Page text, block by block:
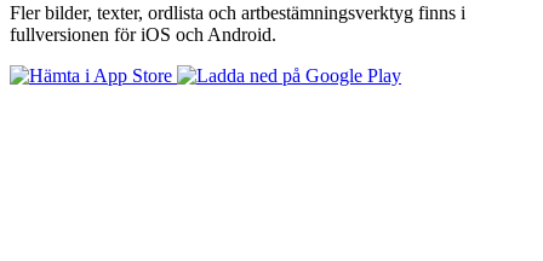
Fler bilder, texter, ordlista och artbestämningsverktyg finns i
fullversionen för iOS och Android.